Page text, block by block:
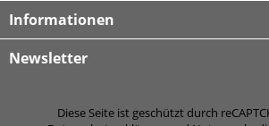
Informationen
Newsletter
Diese Seite ist geschützt durch